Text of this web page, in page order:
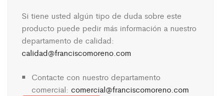
Si tiene usted algún tipo de duda sobre este
producto puede pedir más información a nuestro
departamento de calidad:
calidad@franciscomoreno.com
Contacte con nuestro departamento
comercial: comercial@franciscomoreno.com